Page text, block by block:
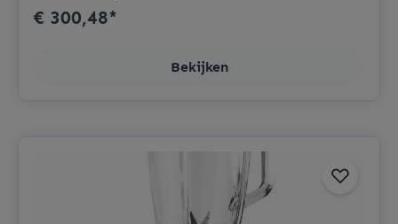
€ 300,48*
Bekijken